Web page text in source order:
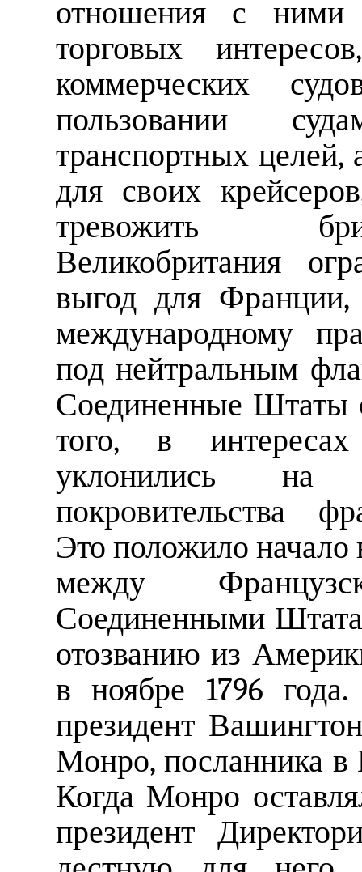
отношения с ними
торговых
коммерческих
пользовании
транспортных
для своих
тревожить
Великобритания
выгод для Франции,
международному
под нейтральным
Соединенные Штаты
того, в
уклонились
покровительства
Это положило
между
Соединенными
отозванию из
в ноябре 1796
президент
Монро, посланника в
Когда Монро
президент